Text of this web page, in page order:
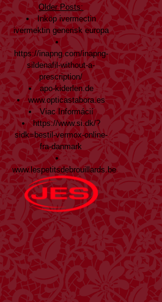
Older Posts:
Inköp ivermectin
ivermektin generisk europa
https://inapng.com/inapng-
sildenafil-without-a-
prescription/
apo-kiderlen.de
www.opticastabora.es
Viac Informácií
https://www.si.dk/?
sidk=bestil-vermox-online-
fra-danmark
www.lespetitsdebrouillards.be